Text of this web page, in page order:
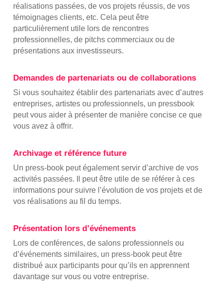
réalisations passées, de vos projets réussis, de vos
témoignages clients, etc. Cela peut être
particulièrement utile lors de rencontres
professionnelles, de pitchs commerciaux ou de
présentations aux investisseurs.
Demandes de partenariats ou de collaborations
Si vous souhaitez établir des partenariats avec d’autres
entreprises, artistes ou professionnels, un pressbook
peut vous aider à présenter de manière concise ce que
vous avez à offrir.
Archivage et référence future
Un press-book peut également servir d’archive de vos
activités passées. Il peut être utile de se référer à ces
informations pour suivre l’évolution de vos projets et de
vos réalisations au fil du temps.
Présentation lors d’événements
Lors de conférences, de salons professionnels ou
d’événements similaires, un press-book peut être
distribué aux participants pour qu’ils en apprennent
davantage sur vous ou votre entreprise.